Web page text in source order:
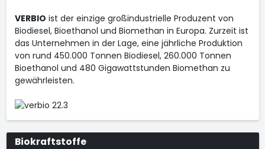
VERBIO ist der einzige großindustrielle Produzent von
Biodiesel, Bioethanol und Biomethan in Europa. Zurzeit ist
das Unternehmen in der Lage, eine jährliche Produktion
von rund 450.000 Tonnen Biodiesel, 260.000 Tonnen
Bioethanol und 480 Gigawattstunden Biomethan zu
gewährleisten.
Biokraftstoffe